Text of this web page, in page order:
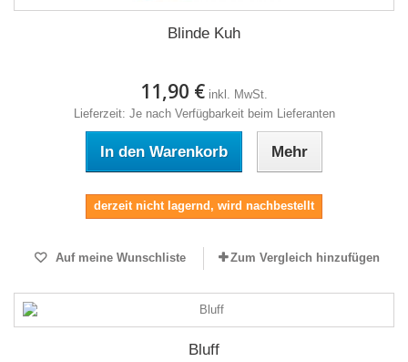
Blinde Kuh
11,90 € inkl. MwSt.
Lieferzeit: Je nach Verfügbarkeit beim Lieferanten
In den Warenkorb Mehr
derzeit nicht lagernd, wird nachbestellt
Auf meine Wunschliste Zum Vergleich hinzufügen
Bluff